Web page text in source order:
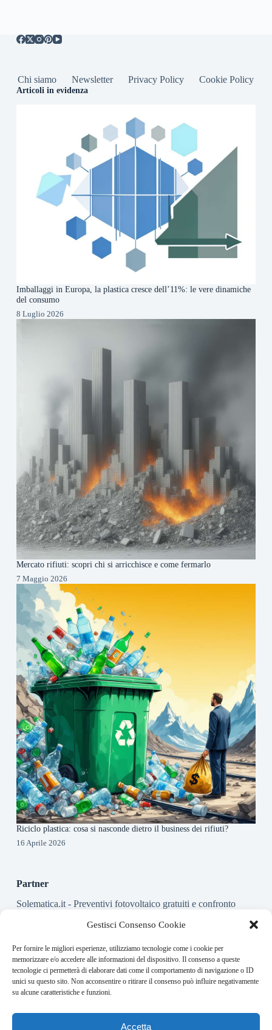
Gestisci Consenso Cookie
Per fornire le migliori esperienze, utilizziamo tecnologie come i cookie per
memorizzare e/o accedere alle informazioni del dispositivo. Il consenso a queste
tecnologie ci permetterà di elaborare dati come il comportamento di navigazione o ID
unici su questo sito. Non acconsentire o ritirare il consenso può influire negativamente
su alcune caratteristiche e funzioni.
Accetta
Chi siamo Newsletter Privacy Policy Cookie Policy
Articoli in evidenza
Imballaggi in Europa, la plastica cresce dell’11%: le vere dinamiche
del consumo
8 Luglio 2026
Mercato rifiuti: scopri chi si arricchisce e come fermarlo
7 Maggio 2026
Riciclo plastica: cosa si nasconde dietro il business dei rifiuti?
16 Aprile 2026
Partner
Solematica.it- Preventivi fotovoltaico gratuiti e confronto
About this website
Energy-Bullet.it ogni giorno trova per te le notizie più rilevanti
in ambito finanziario.
Address:
VIA USODIMARE 3 - 37138 - VERONA (VR)